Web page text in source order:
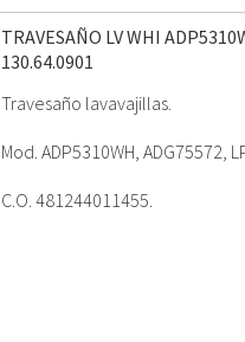
TRAVESAÑO LV WHI
130.64.0901
Travesaño lavavajillas.
Mod. ADP5310WH, ADG75572,
C.O. 481244011455.